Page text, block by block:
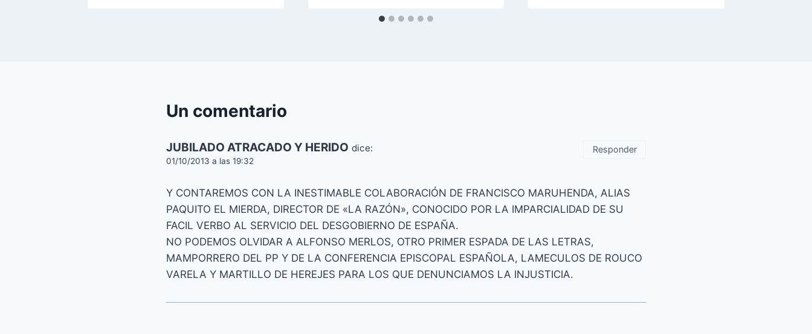
Un comentario
JUBILADO ATRACADO Y HERIDO dice:
01/10/2013 a las 19:32
Y CONTAREMOS CON LA INESTIMABLE COLABORACIÓN DE FRANCISCO MARUHENDA, ALIAS
PAQUITO EL MIERDA, DIRECTOR DE «LA RAZÓN», CONOCIDO POR LA IMPARCIALIDAD DE SU
FACIL VERBO AL SERVICIO DEL DESGOBIERNO DE ESPAÑA.
NO PODEMOS OLVIDAR A ALFONSO MERLOS, OTRO PRIMER ESPADA DE LAS LETRAS,
MAMPORRERO DEL PP Y DE LA CONFERENCIA EPISCOPAL ESPAÑOLA, LAMECULOS DE ROUCO
VARELA Y MARTILLO DE HEREJES PARA LOS QUE DENUNCIAMOS LA INJUSTICIA.
Responder